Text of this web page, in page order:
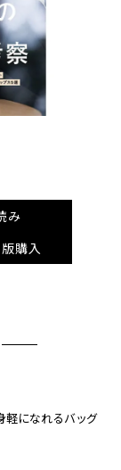
み
購入
軽になれるバッグ